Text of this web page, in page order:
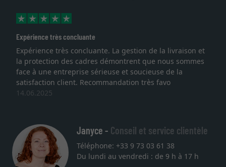
très concluante
très concluante. La gestion de la livraison et
des cadres démontrent que nous sommes
à une entreprise sérieuse et soucieuse de la
client. Recommandation très favo
Janyce - Conseil et service clientèle
Téléphone: +33 9 73 03 61 38